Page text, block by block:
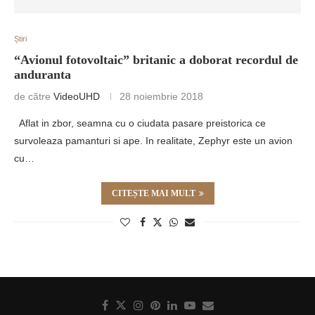
Știri
“Avionul fotovoltaic” britanic a doborat recordul de
anduranta
de către VideoUHD 28 noiembrie 2018
Aflat in zbor, seamna cu o ciudata pasare preistorica ce
survoleaza pamanturi si ape. In realitate, Zephyr este un avion
cu…
CITEȘTE MAI MULT